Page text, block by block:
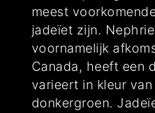
meest
jadeïet zijn.
voornamelijk
Canada, heeft een
varieert in kleur
donkergroen.